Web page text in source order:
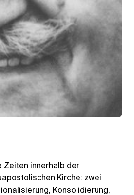
Zeiten innerhalb der
Kirche: zwei
Konsolidierung,